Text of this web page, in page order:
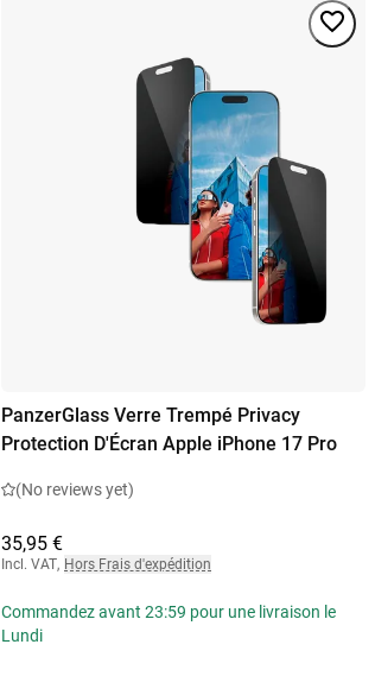
PanzerGlass Verre Trempé Privacy
Protection D'Écran Apple iPhone 17 Pro
(No reviews yet)
35,95 €
Incl. VAT, Hors Frais d'expédition
Commandez avant 23:59 pour une livraison le
Lundi